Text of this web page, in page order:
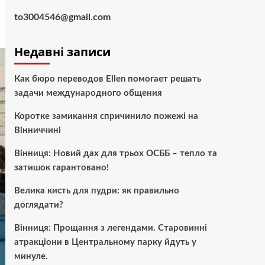
to3004546@gmail.com
Недавні записи
Как бюро переводов Ellen помогает решать
задачи международного общения
Коротке замикання спричинило пожежі на
Вінниччині
Вінниця: Новий дах для трьох ОСББ – тепло та
затишок гарантовано!
Велика кисть для пудри: як правильно
доглядати?
Вінниця: Прощання з легендами. Старовинні
атракціони в Центральному парку йдуть у
минуле.